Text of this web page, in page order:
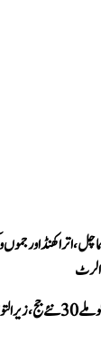
اتراکھنڈ اور
الرٹ
4 ہائی کورٹ کو ملے